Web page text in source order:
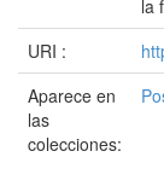
la
URI :
Aparece en
las
colecciones: